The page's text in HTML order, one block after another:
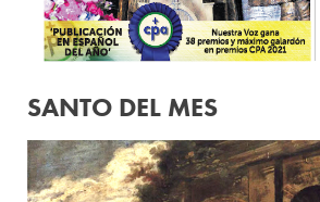
SANTO DEL MES